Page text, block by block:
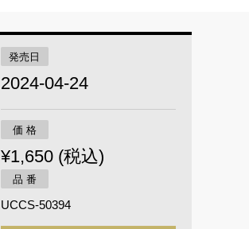
発売日
2024-04-24
価 格
¥1,650 (税込)
品 番
UCCS-50394